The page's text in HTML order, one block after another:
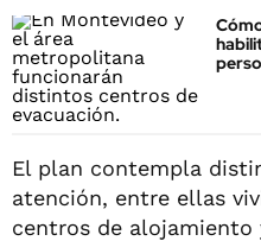
El plan contempla
atención, entre ellas
centros de alojamiento